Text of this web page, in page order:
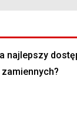
najlepszy
zamiennych?